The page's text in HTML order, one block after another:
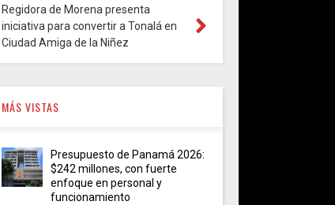
Regidora de Morena presenta
iniciativa para convertir a Tonalá en
Ciudad Amiga de la Niñez
MÁS VISTAS
Presupuesto de Panamá 2026:
$242 millones, con fuerte
enfoque en personal y
funcionamiento